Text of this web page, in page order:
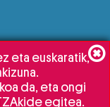
eta euskaratik,
da, eta ongi
egitea.